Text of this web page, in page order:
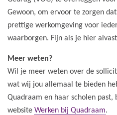
Gewoon, om ervoor te zorgen
prettige werkomgeving voor
waarborgen. Fijn als je hier
Meer weten?
Wil je meer weten over de
wat wij jou allemaal te bieden
Quadraam en haar scholen past,
website Werken bij Quadraam.